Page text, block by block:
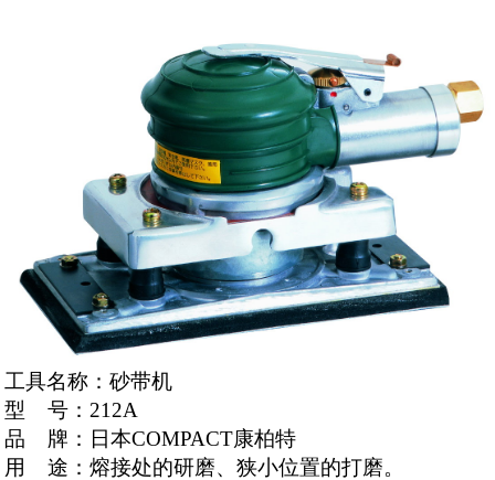
工具名称：砂带机
型
号： 212A
品
牌：日本COMPACT康柏特
用
途：熔接处的研磨、狭小位置的打磨。